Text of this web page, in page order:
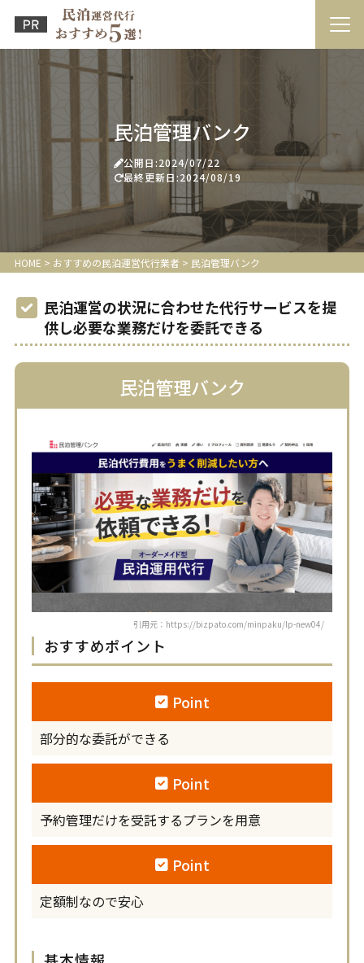
民泊管理バンク
公開日:2024/07/22
最終更新日:2024/08/19
HOME > おすすめの民泊運営代行業者> 民泊管理バンク
民泊運営の状況に合わせた代行サービスを提
供し必要な業務だけを委託できる
民泊管理バンク
引用元：https://bizpato.com/minpaku/lp-new04/
おすすめポイント
Point
部分的な委託ができる
Point
予約管理だけを受託するプランを用意
Point
定額制なので安心